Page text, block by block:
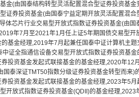
金(由国泰结构转型灵活配置混合型证券投资基
证券投资基金(由国泰宁益定期开放灵活配置混
体芯片行业交易型开放式指数证券投资基金(由
年7月至2021年1月任上证5年期国债交易型
基金经理,2019年7月起兼任国泰中证计算机主
证全指通信设备交易型开放式指数证券投资基
投资基金发起式联接基金的基金经理,2020年12
国泰深证TMT50指数分级证券投资基金转型而来
投资基金发起式联接基金的基金经理,2023年5
开放式指数证券投资基金(QDII)的基金经理